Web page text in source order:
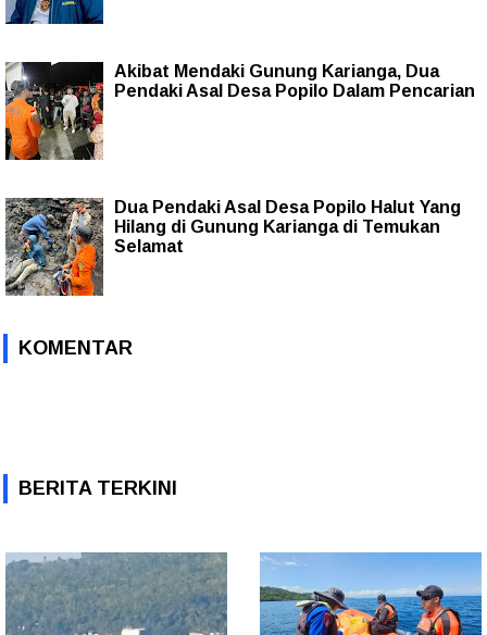
Akibat Mendaki Gunung Karianga, Dua
Pendaki Asal Desa Popilo Dalam Pencarian
Dua Pendaki Asal Desa Popilo Halut Yang
Hilang di Gunung Karianga di Temukan
Selamat
KOMENTAR
BERITA TERKINI